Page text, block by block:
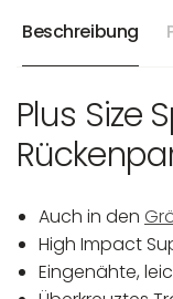
Beschreibung
Plus Size
Auch in den
High Impact
Eingenähte,